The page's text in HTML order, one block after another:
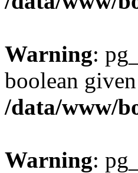
Warning:
boolean
/data/www/
Warning: